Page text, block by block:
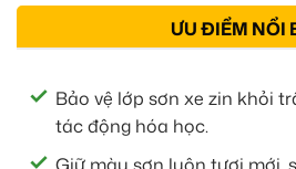
ƯU ĐIỂM NỔI
Bảo vệ lớp sơn xe zin khỏi
tác động hóa học.